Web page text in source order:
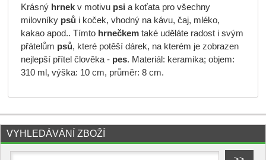
Krásný hrnekv motivu psi a koťata pro všechny
milovníky psůi koček, vhodný na kávu, čaj, mléko,
kakao apod.. Tímto hrnečkemtaké uděláte radost i svým
přátelům psů, které potěší dárek, na kterém je zobrazen
nejlepší přítel člověka - pes. Materiál: keramika; objem:
310 ml, výška: 10 cm, průměr: 8 cm.
VYHLEDÁVÁNÍ ZBOŽÍ